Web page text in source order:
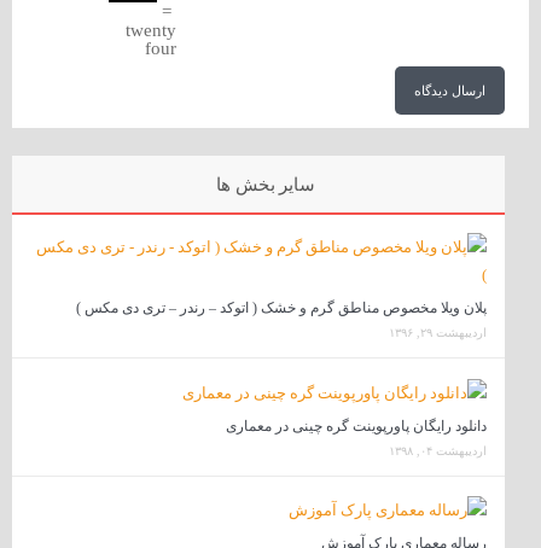
=
twenty
four
سایر بخش ها
پلان ویلا مخصوص مناطق گرم و خشک ( اتوکد – رندر – تری دی مکس )
اردیبهشت ۲۹, ۱۳۹۶
دانلود رایگان پاورپوینت گره چینی در معماری
اردیبهشت ۰۴, ۱۳۹۸
رساله معماری پارک آموزش